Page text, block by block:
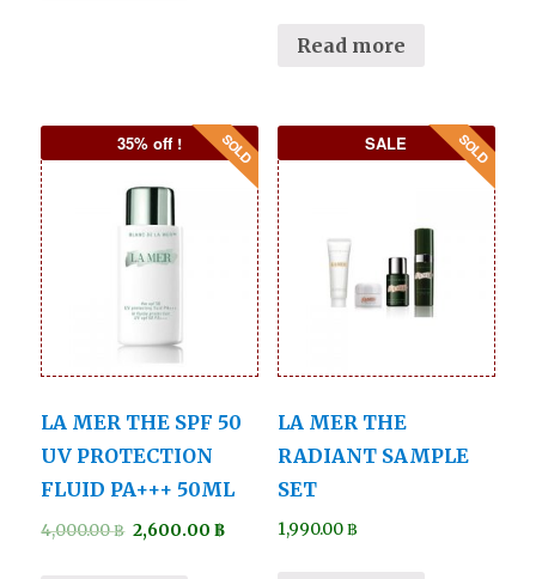
Read more
35% off !
LA MER THE SPF 50
UV PROTECTION
FLUID PA+++ 50ML
4,000.00฿ 2,600.00 ฿
SALE
LA MER THE
RADIANT SAMPLE
SET
1,990.00฿